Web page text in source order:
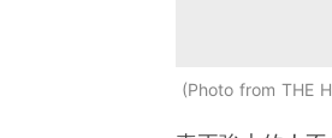
Photo from THE